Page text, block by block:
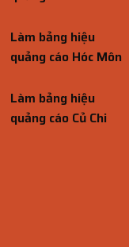
Làm bảng hiệu
quảng cáo Hóc Môn
Làm bảng hiệu
quảng cáo Củ Chi